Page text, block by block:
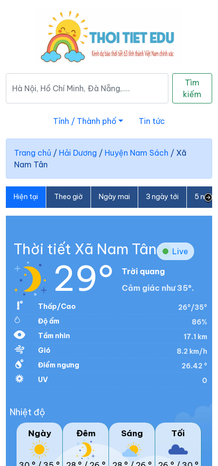
Tìm
kiếm
Tỉnh / Thành phố Tin tức
Trang chủ / Hải Dương / Huyện Nam Sách / Xã
Nam Tân
Hiện tại Theo giờ Ngày mai 3 ngày tới 5
Thời tiết Xã Nam Tân Live
29°
Trời quang
Cảm giác như 35°.
Thấp/Cao
26°/35°
Độ ẩm
86%
Tầm nhìn
17.1 km
Gió
8.2 km/h
Điểm ngưng
26.42 °
UV
0
Nhiệt độ
Ngày Đêm Sáng Tối